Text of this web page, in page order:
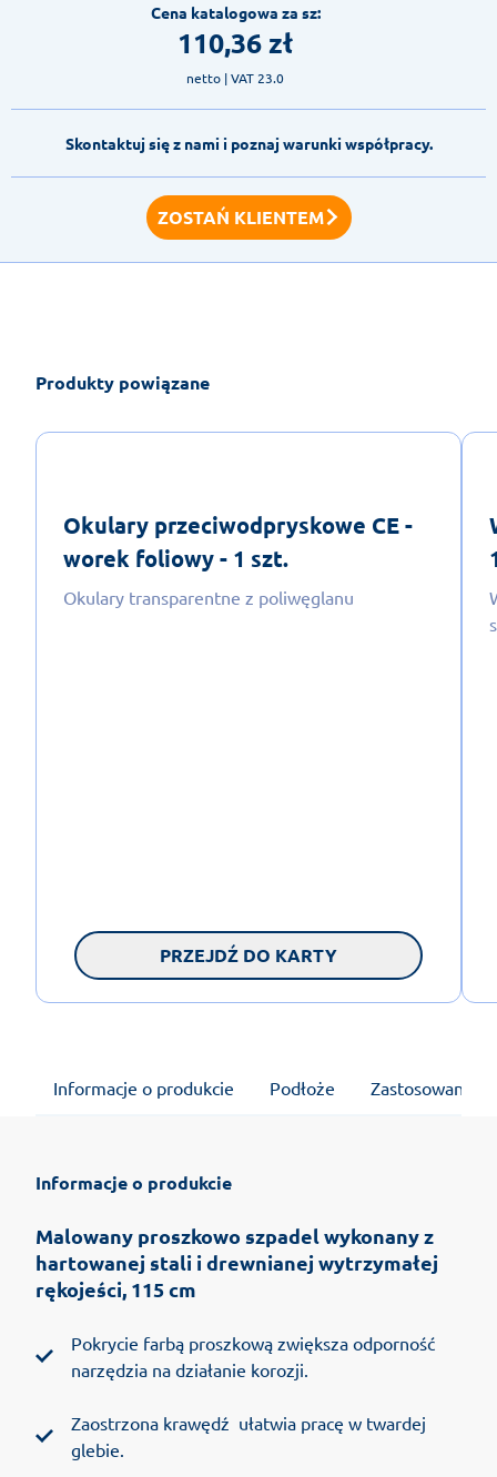
Cena katalogowa za sz:
110,36zł
netto | VAT 23.0
Skontaktuj się z nami i poznaj warunki współpracy.
ZOSTAŃ KLIENTEM
Produkty powiązane
Okulary przeciwodpryskowe CE -
worek foliowy - 1 szt.
Okulary transparentne z poliwęglanu
PRZEJDŹ DO KARTY
Informacje o produkcie Podłoże Zastosowanie
Informacje o produkcie
Malowany proszkowo szpadel wykonany z
hartowanej stali i drewnianej wytrzymałej
rękojeści, 115 cm
Pokrycie farbą proszkową zwiększa odporność
narzędzia na działanie korozji.
Zaostrzona krawędź ułatwia pracę w twardej
glebie.